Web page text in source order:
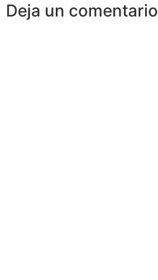
Deja un comentario